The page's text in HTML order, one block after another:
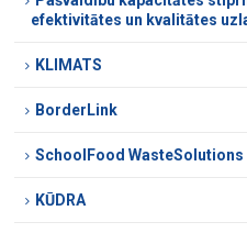
efektivitātes un kvalitātes
KLIMATS
BorderLink
SchoolFood WasteSolutions
KŪDRA